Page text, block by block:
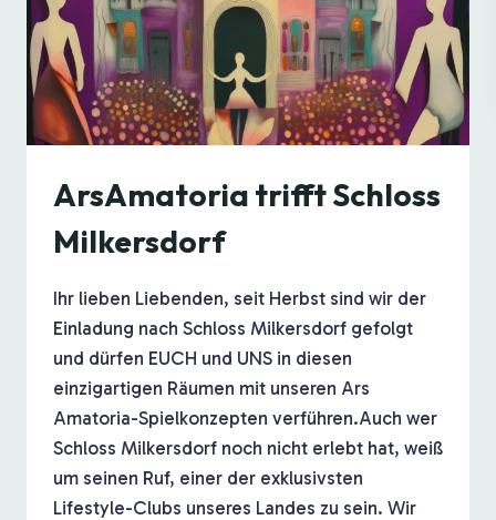
ArsAmatoria trifft Schloss
Milkersdorf
Ihr lieben Liebenden, seit Herbst sind wir der
Einladung nach Schloss Milkersdorf gefolgt
und dürfen EUCH und UNS in diesen
einzigartigen Räumen mit unseren Ars
Amatoria-Spielkonzepten verführen.Auch wer
Schloss Milkersdorf noch nicht erlebt hat, weiß
um seinen Ruf, einer der exklusivsten
Lifestyle-Clubs unseres Landes zu sein. Wir